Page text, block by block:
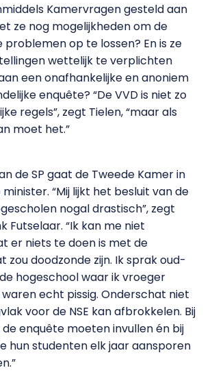
Kamervragen gesteld aan
ze nog mogelijkheden om de
problemen op te lossen? En is ze
wettelijk te verplichten
een onafhankelijke en anoniem
enquête? “De VVD is niet zo
regels”, zegt Tielen, “maar als
moet het.”
de SP gaat de Tweede Kamer in
“Mij lijkt het besluit van de
nogal drastisch”, zegt
Futselaar. “Ik kan me niet
er niets te doen is met de
zou doodzonde zijn. Ik sprak oud-
hogeschool waar ik vroeger
echt pissig. Onderschat niet
voor de NSE kan afbrokkelen. Bij
enquête moeten invullen én bij
hun studenten elk jaar aansporen